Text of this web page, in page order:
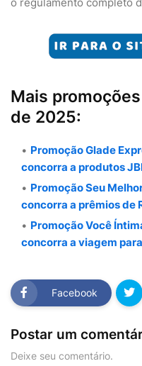
Mais
de 2025:
Promoção Glade
concorra a produtos
Promoção Seu
concorra a prêmios de
Promoção Você
concorra a viagem
Facebook
Postar um
Deixe seu comentário.